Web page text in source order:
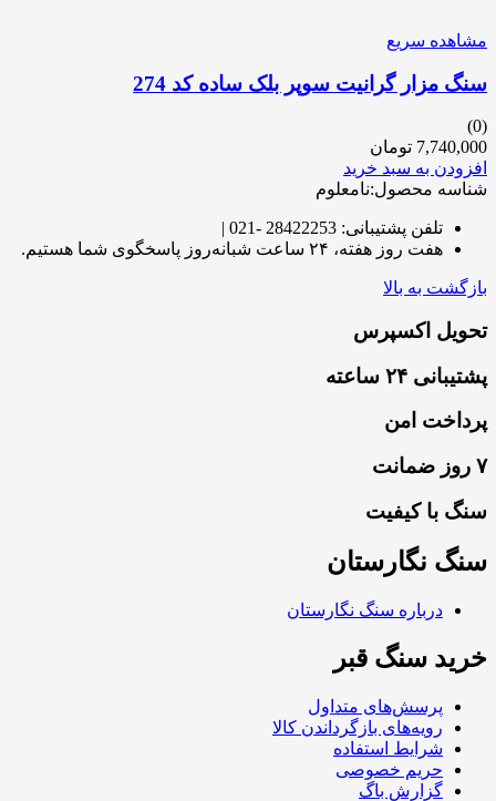
مشاهده سریع
سنگ مزار گرانیت سوپر بلک ساده کد 274
(0)
7,740,000 تومان
افزودن به سبد خرید
شناسه محصول:نامعلوم
تلفن پشتیبانی: 28422253 -021 |
هفت روز هفته، ۲۴ ساعت شبانه‌روز پاسخگوی شما هستیم.
بازگشت به بالا
تحویل اکسپرس
پشتیبانی ۲۴ ساعته
پرداخت امن
۷ روز ضمانت
سنگ با کیفیت
سنگ نگارستان
درباره سنگ نگارستان
خرید سنگ قبر
پرسش‌های متداول
رویه‌های بازگرداندن کالا
شرایط استفاده
حریم خصوصی
گزارش باگ